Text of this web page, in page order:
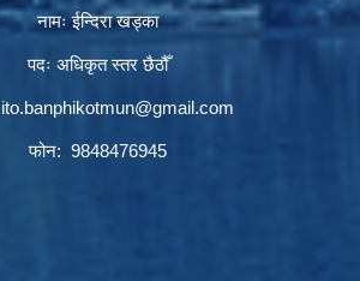
नामः ईन्दिरा खड्का
पदः अधिकृत स्तर छैठौँ
ito.banphikotmun@gmail.com
फोन: 9848476945